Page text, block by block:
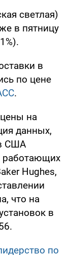
светлая)
в пятницу
в
по цене
.
на
данных,
США
работающих
Hughes,
что на
в
по